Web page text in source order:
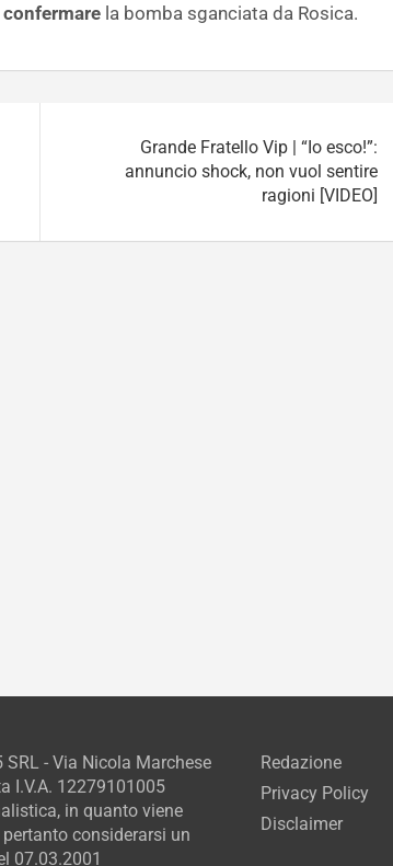
la bomba sganciata da Rosica.
Grande Fratello Vip | “Io esco!”:
annuncio shock, non vuol sentire
ragioni [VIDEO]
- Via Nicola Marchese
I.V.A. 12279101005
in quanto viene
considerarsi un
07.03.2001
Redazione
Privacy Policy
Disclaimer